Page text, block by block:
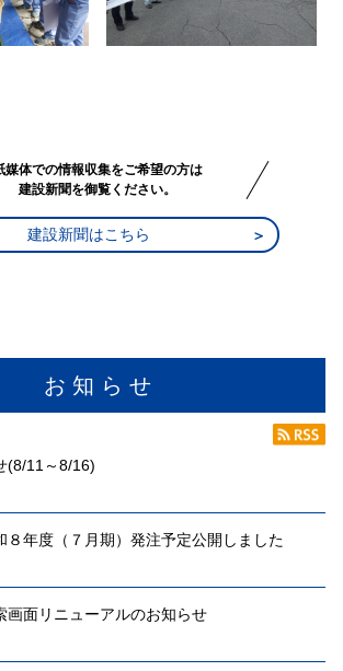
お 知 ら せ
(8/11～8/16)
８年度（７月期）発注予定公開しました
画面リニューアルのお知らせ
媒体での情報収集をご希望の方は
建設新聞を御覧ください。
建設新聞はこちら